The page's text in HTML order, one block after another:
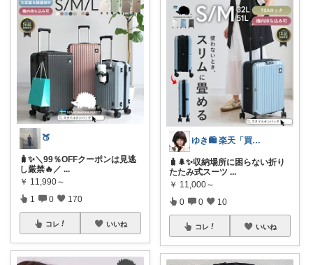
🍑
🧳✨＼99％OFFクーポンは見逃
し厳禁🔥／ ...
￥ 11,990～
1 0 170
コレ いいね
ゆき🛍️ 楽天「買ってよかった」を厳選
🧳🌲✨収納場所に困らない折り
たたみ式スーツ ...
￥ 11,000～
0 0 10
コレ いいね